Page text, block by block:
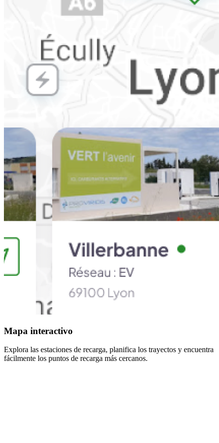
Mapa interactivo
Explora las estaciones de recarga, planifica los trayectos y encuentra
fácilmente los puntos de recarga más cercanos.